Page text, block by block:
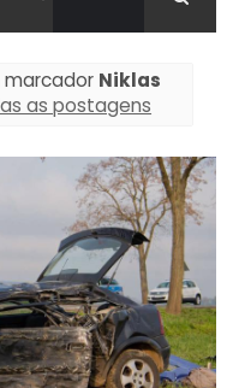
Niklas
as postagens